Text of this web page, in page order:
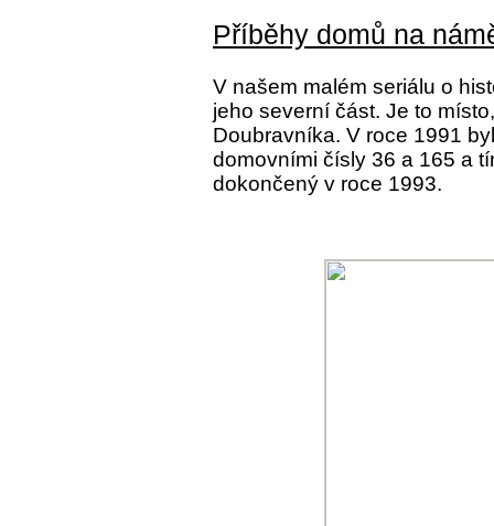
Příběhy domů na
V našem malém seriálu o
jeho severní část. Je to
Doubravníka. V roce 1991
domovními čísly 36 a 165 a
dokončený v roce 1993.